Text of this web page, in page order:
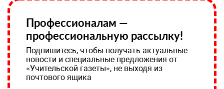
Профессионалам —
профессиональную рассылку!
Подпишитесь, чтобы получать актуальные
новости и специальные предложения от
«Учительской газеты», не выходя из
почтового ящика